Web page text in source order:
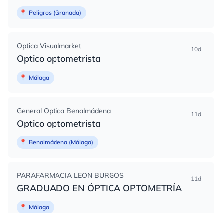
📍 Peligros (Granada)
Optica Visualmarket
Optico optometrista
10d
📍 Málaga
General Optica Benalmádena
Optico optometrista
11d
📍 Benalmádena (Málaga)
PARAFARMACIA LEON BURGOS
GRADUADO EN ÓPTICA OPTOMETRÍA
11d
📍 Málaga